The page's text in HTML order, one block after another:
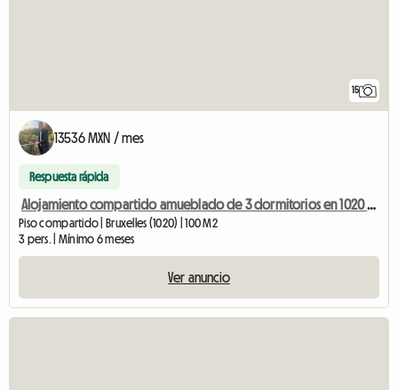
15
13536 MXN / mes
Respuesta rápida
Alojamiento compartido amueblado de 3 dormitorios en 1020 Bruselas
Piso compartido | Bruxelles (1020) | 100 M2
3 pers. | Mínimo 6 meses
Ver anuncio